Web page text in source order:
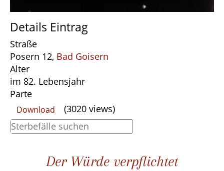
Details Eintrag
Straße
Posern 12, Bad Goisern
Alter
im 82. Lebensjahr
Parte
Download (3020 views)
Der Würde verpflichtet